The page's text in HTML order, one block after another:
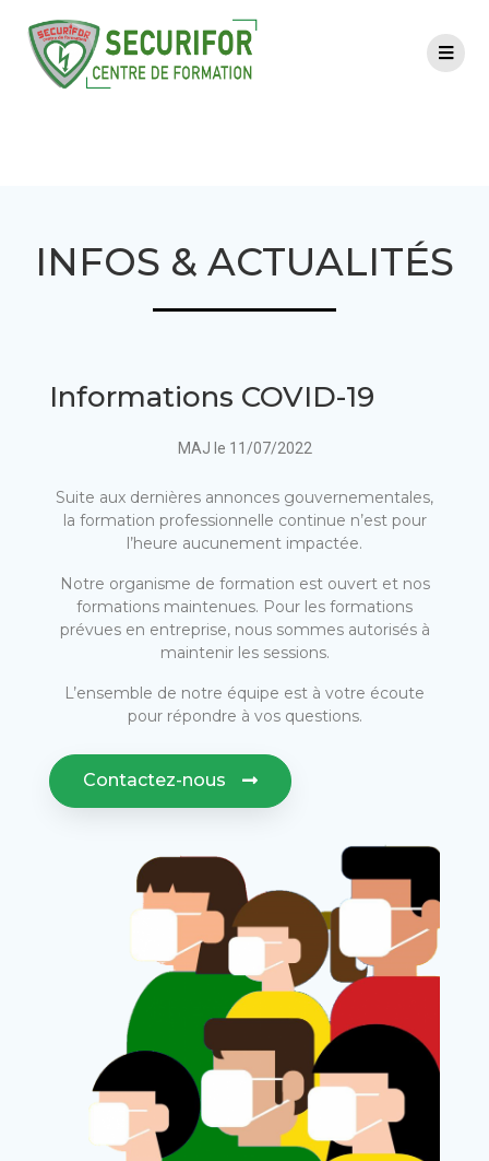
INFOS & ACTUALITÉS
Informations COVID-19
MAJ le 11/07/2022
Suite aux dernières annonces gouvernementales,
la formation professionnelle continue n’est pour
l’heure aucunement impactée.
Notre organisme de formation est ouvert et nos
formations maintenues. Pour les formations
prévues en entreprise, nous sommes autorisés à
maintenir les sessions.
L’ensemble de notre équipe est à votre écoute
pour répondre à vos questions.
Contactez-nous